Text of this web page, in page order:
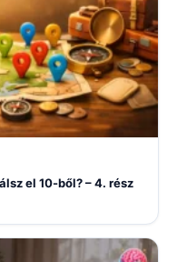
el 10-ből? – 4. rész